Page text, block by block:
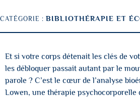
CATÉGORIE : BIBLIOTHÉRAPIE ET
Et si votre corps détenait les clés de
les débloquer passait autant par le
parole ? C’est le cœur de l’analyse
Lowen, une thérapie psychocorporelle